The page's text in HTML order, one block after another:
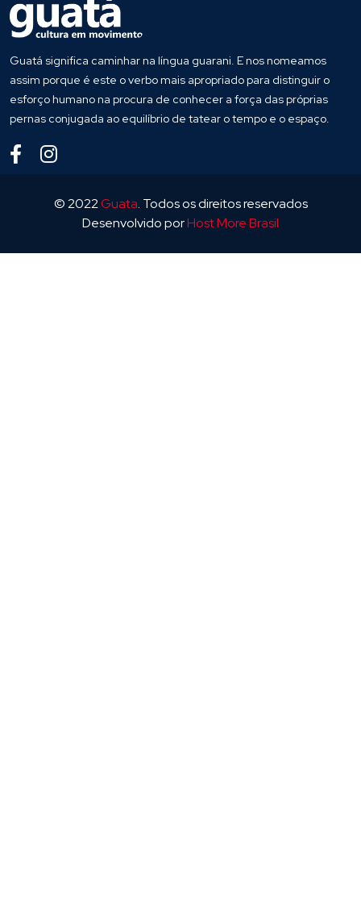
Guatá significa caminhar na língua guarani. E nos nomeamos
assim porque é este o verbo mais apropriado para distinguir o
esforço humano na procura de conhecer a força das próprias
pernas conjugada ao equilíbrio de tatear o tempo e o espaço.
© 2022Guata. Todos os direitos reservados
Desenvolvido porHost More Brasil